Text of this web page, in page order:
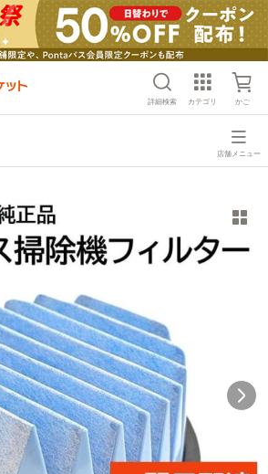
詳細検索 カテゴリ かご
店舗メニュー